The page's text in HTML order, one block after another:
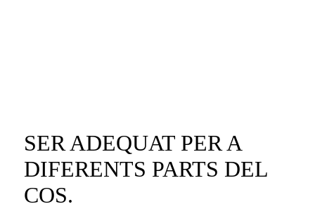
SER ADEQUAT PER A
DIFERENTS PARTS DEL
COS.